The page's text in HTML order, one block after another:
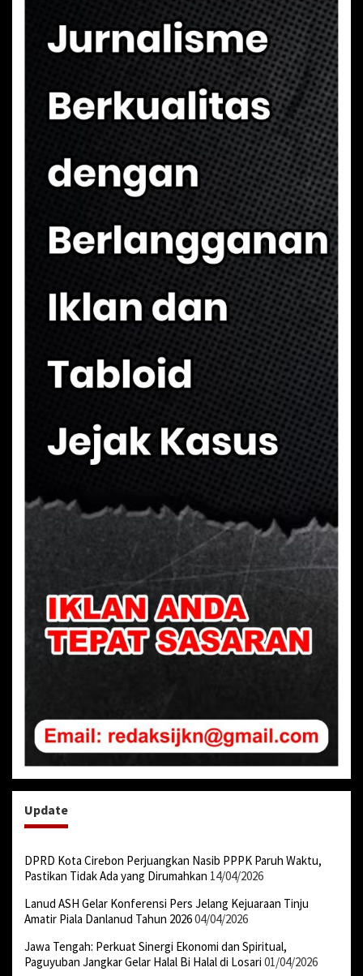
Update
DPRD Kota Cirebon Perjuangkan Nasib PPPK Paruh Waktu,
Pastikan Tidak Ada yang Dirumahkan 14/04/2026
Lanud ASH Gelar Konferensi Pers Jelang Kejuaraan Tinju
Amatir Piala Danlanud Tahun 202604/04/2026
Jawa Tengah: Perkuat Sinergi Ekonomi dan Spiritual,
Paguyuban Jangkar Gelar Halal Bi Halal di Losari 01/04/2026